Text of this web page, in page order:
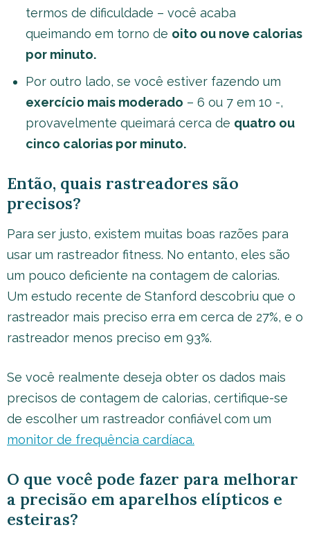
termos de dificuldade – você acaba
queimando em torno de oito ou nove calorias
por minuto.
Por outro lado, se você estiver fazendo um
exercício mais moderado – 6 ou 7 em 10 -,
provavelmente queimará cerca de quatro ou
cinco calorias por minuto.
Então, quais rastreadores são
precisos?
Para ser justo, existem muitas boas razões para
usar um rastreador fitness. No entanto, eles são
um pouco deficiente na contagem de calorias.
Um estudo recente de Stanford descobriu que o
rastreador mais preciso erra em cerca de 27%, e o
rastreador menos preciso em 93%.
Se você realmente deseja obter os dados mais
precisos de contagem de calorias, certifique-se
de escolher um rastreador confiável com um
monitor de frequência cardíaca.
O que você pode fazer para melhorar
a precisão em aparelhos elípticos e
esteiras?